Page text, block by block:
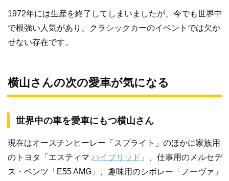
1972年には生産を終了してしまいましたが、今でも世界中
で根強い人気があり、クラシックカーのイベントでは欠か
せない存在です。
横山さんの次の愛車が気になる
世界中の車を愛車にもつ横山さん
現在はオースチンヒーレー「スプライト」のほかに家族用
のトヨタ「エスティマ ハイブリッド 」、仕事用のメルセデ
ス・ベンツ「E55 AMG」、趣味用のシボレー「ノーヴァ」